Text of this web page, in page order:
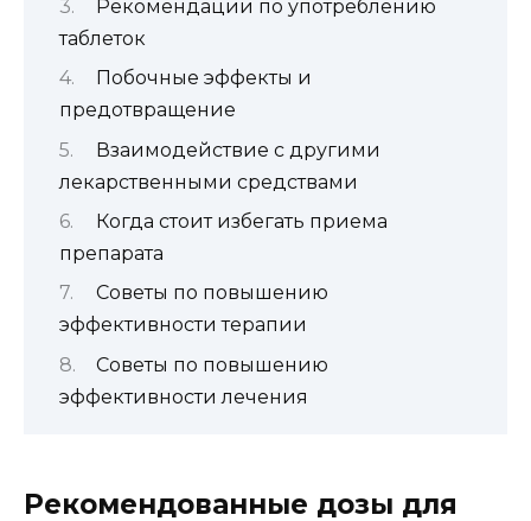
Рекомендации по употреблению
таблеток
Побочные эффекты и
предотвращение
Взаимодействие с другими
лекарственными средствами
Когда стоит избегать приема
препарата
Советы по повышению
эффективности терапии
Советы по повышению
эффективности лечения
Рекомендованные дозы для